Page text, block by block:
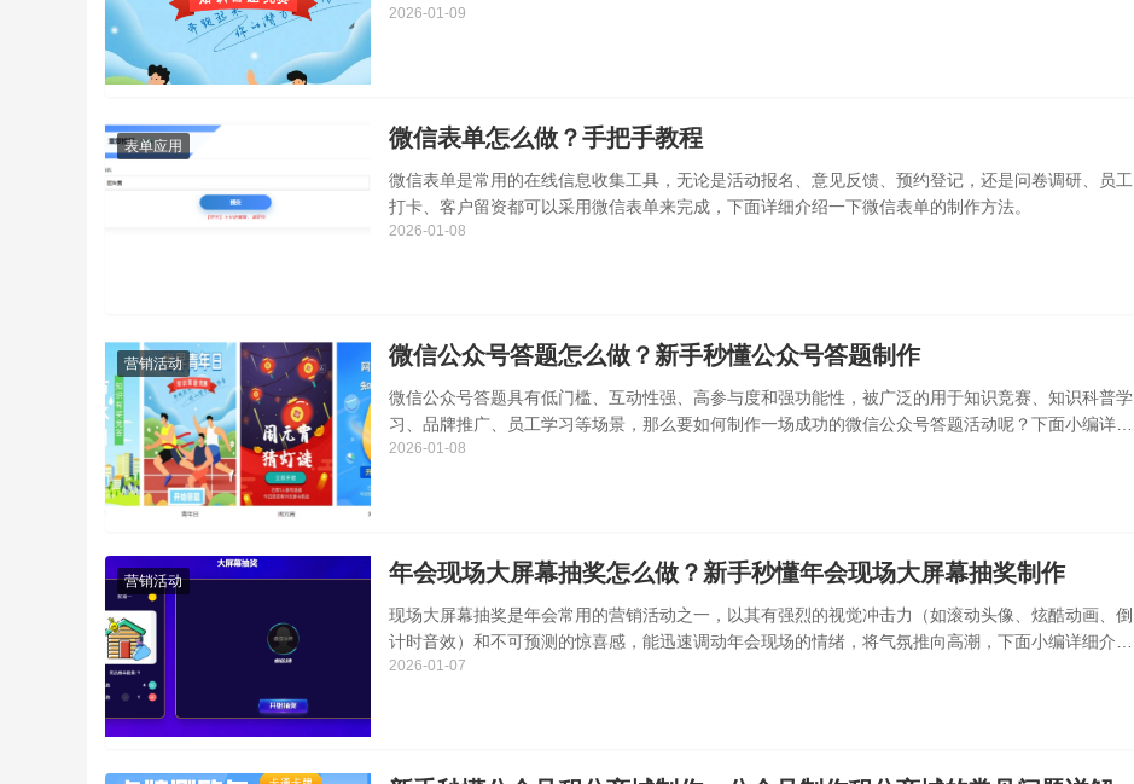
范围，下面小编详细介绍一
2026-01-09
表单应用 微信表单怎么做？手把手教程
微信表单是常用的在线信息收集工具，无论是活动报名、意见反馈、预约登记，还是问卷调研、员工
打卡、客户留资都可以采用微信表单来完成，下面详细介绍一下微信表单的制作方法。
2026-01-08
营销活动 微信公众号答题怎么做？新手秒懂公众号答题制作
微信公众号答题具有低门槛、互动性强、高参与度和强功能性，被广泛的用于知识竞赛、知识科普学
习、品牌推广、员工学习等场景，那么要如何制作一场成功的微信公众号答题活动呢？下面小编详细
介绍一下具体的制作方法。
2026-01-08
营销活动 年会现场大屏幕抽奖怎么做？新手秒懂年会现场大屏幕抽奖制作
现场大屏幕抽奖是年会常用的营销活动之一，以其有强烈的视觉冲击力（如滚动头像、炫酷动画、倒
计时音效）和不可预测的惊喜感，能迅速调动年会现场的情绪，将气氛推向高潮，下面小编详细介绍
一下年会现场大屏幕抽奖的
2026-01-07